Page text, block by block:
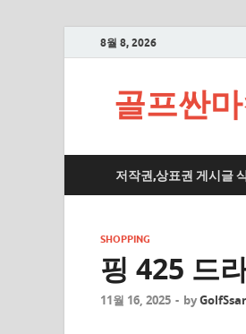
8월 8, 2026
골프싼
저작권,상표권 게시글
SHOPPING
핑 425 드
11월 16, 2025 - by